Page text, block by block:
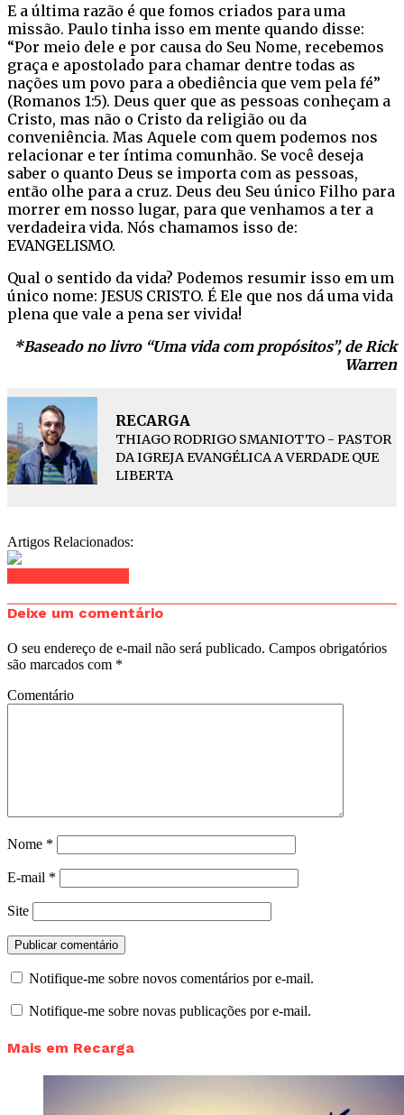
E a última razão é que fomos criados para uma
missão. Paulo tinha isso em mente quando disse:
“Por meio dele e por causa do Seu Nome, recebemos
graça e apostolado para chamar dentre todas as
nações um povo para a obediência que vem pela fé”
(Romanos 1:5). Deus quer que as pessoas conheçam a
Cristo, mas não o Cristo da religião ou da
conveniência. Mas Aquele com quem podemos nos
relacionar e ter íntima comunhão. Se você deseja
saber o quanto Deus se importa com as pessoas,
então olhe para a cruz. Deus deu Seu único Filho para
morrer em nosso lugar, para que venhamos a ter a
verdadeira vida. Nós chamamos isso de:
EVANGELISMO.
Qual o sentido da vida? Podemos resumir isso em um
único nome: JESUS CRISTO. É Ele que nos dá uma vida
plena que vale a pena ser vivida!
*Baseado no livro “Uma vida com propósitos”, de Rick
Warren
RECARGA
THIAGO RODRIGO SMANIOTTO - PASTOR
DA IGREJA EVANGÉLICA A VERDADE QUE
LIBERTA
Artigos Relacionados:
Deixe um comentário
O seu endereço de e-mail não será publicado. Campos obrigatórios
são marcados com *
Comentário
Nome *
E-mail *
Site
Notifique-me sobre novos comentários por e-mail.
Notifique-me sobre novas publicações por e-mail.
Mais em Recarga